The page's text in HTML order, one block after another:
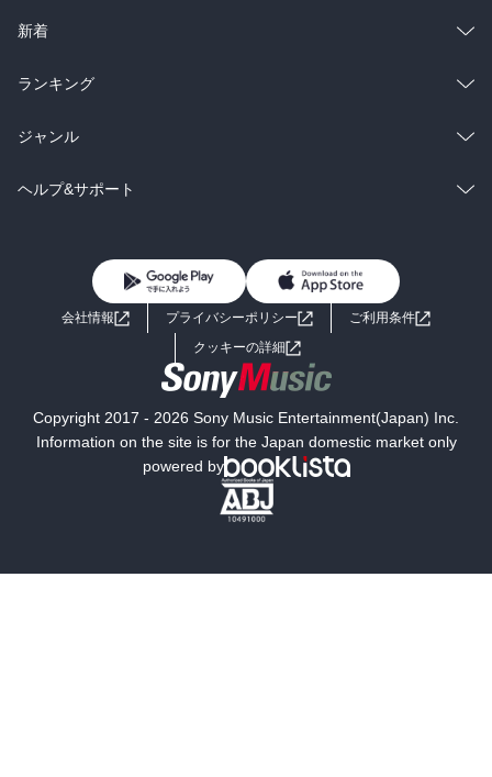
ラノベ
雑誌・グラビア
BL・TL
総合
ラノベ
雑誌・グラビア
BL・TL
新着
総合
ラノベ
雑誌・グラビア
ランキング
総合
ラノベ
ジャンル
コミック
ライトノベル 男子向けラノベ
小説
海外小説
ミステリー SF
文学
ヘルプ&サポート
よくあるご質問 お問い合わせ
会社情報 プライバシーポリシー
ご利用条件
クッキーの詳細
Copyright 2017 - 2026 Sony Music Entertainment(Japan) Inc.
Information on the site is for the Japan domestic market only
powered by